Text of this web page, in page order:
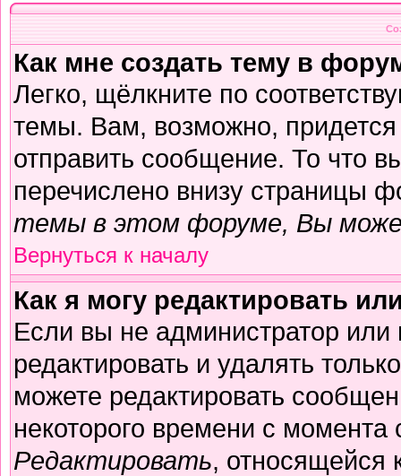
Как мне создать тему в
Легко, щёлкните по
темы. Вам, возможно, придется
отправить сообщение. То что
перечислено внизу страницы
темы в этом форуме, Вы
Вернуться к началу
Как я могу редактировать
Если вы не администратор
редактировать и удалять
можете редактировать
некоторого времени с
Редактировать, относящейся